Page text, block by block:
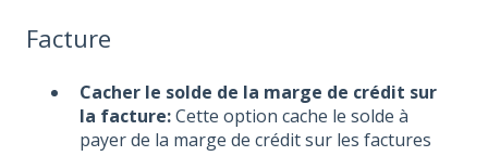
Facture
Cacher le solde de la marge de crédit sur
la facture:Cette option cache le solde à
payer de la marge de crédit sur les factures